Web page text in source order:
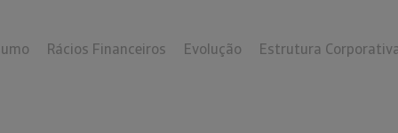
Rácios Financeiros Evolução Estrutura Corporativa